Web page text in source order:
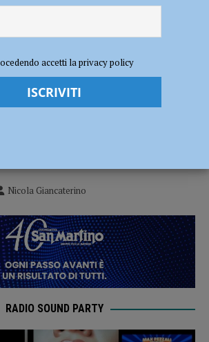
tris della Vis Pesaro al Pavesi. Tabbiani:
per il Fiorenzuola, tris
Nicola Giancaterino
RADIO SOUND PARTY
accetti la privacy policy